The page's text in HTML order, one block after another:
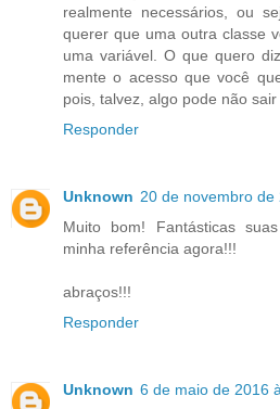
realmente necessários, ou
querer que uma outra classe
uma variável. O que quero
mente o acesso que você
pois, talvez, algo pode não sair
Responder
Unknown 20 de novembro de
Muito bom! Fantásticas
minha referência agora!!!
abraços!!!
Responder
Unknown 6 de maio de 2016